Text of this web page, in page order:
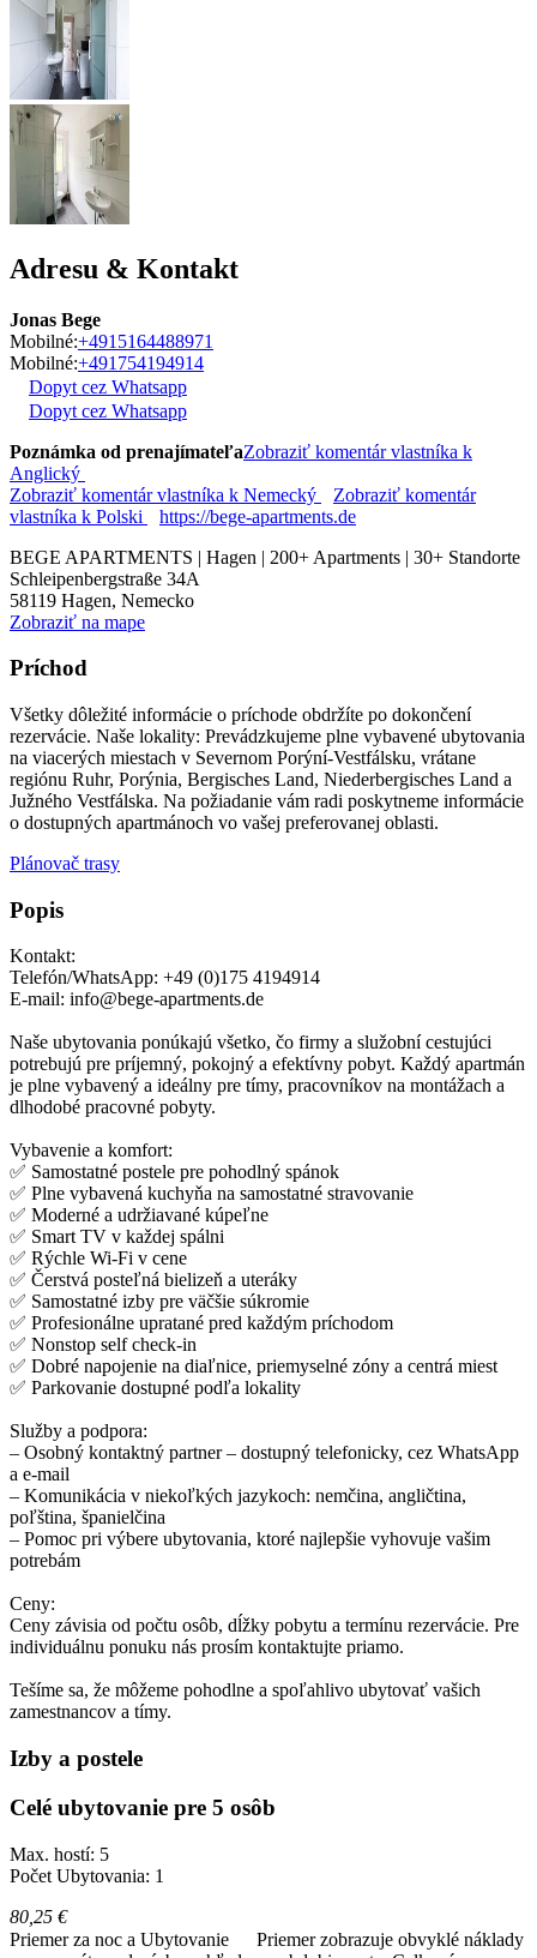
Adresu & Kontakt
Jonas Bege
Mobilné:+4915164488971
Mobilné:+491754194914
Dopyt cez Whatsapp
Dopyt cez Whatsapp
Poznámka od prenajímateľaZobraziť komentár vlastníka k
Anglický
Zobraziť komentár vlastníka k Nemecký
Zobraziť komentár
vlastníka k Polski
https://bege-apartments.de
BEGE APARTMENTS | Hagen | 200+ Apartments | 30+ Standorte
Schleipenbergstraße 34A
58119 Hagen, Nemecko
Zobraziť na mape
Príchod
Všetky dôležité informácie o príchode obdržíte po dokončení
rezervácie. Naše lokality: Prevádzkujeme plne vybavené ubytovania
na viacerých miestach v Severnom Porýní-Vestfálsku, vrátane
regiónu Ruhr, Porýnia, Bergisches Land, Niederbergisches Land a
Južného Vestfálska. Na požiadanie vám radi poskytneme informácie
o dostupných apartmánoch vo vašej preferovanej oblasti.
Plánovač trasy
Popis
Kontakt:
Telefón/WhatsApp: +49 (0)175 4194914
E-mail: info@bege-apartments.de
Naše ubytovania ponúkajú všetko, čo firmy a služobní cestujúci
potrebujú pre príjemný, pokojný a efektívny pobyt. Každý apartmán
je plne vybavený a ideálny pre tímy, pracovníkov na montážach a
dlhodobé pracovné pobyty.
Vybavenie a komfort:
✅ Samostatné postele pre pohodlný spánok
✅ Plne vybavená kuchyňa na samostatné stravovanie
✅ Moderné a udržiavané kúpeľne
✅ Smart TV v každej spálni
✅ Rýchle Wi-Fi v cene
✅ Čerstvá posteľná bielizeň a uteráky
✅ Samostatné izby pre väčšie súkromie
✅ Profesionálne upratané pred každým príchodom
✅ Nonstop self check-in
✅ Dobré napojenie na diaľnice, priemyselné zóny a centrá miest
✅ Parkovanie dostupné podľa lokality
Služby a podpora:
– Osobný kontaktný partner – dostupný telefonicky, cez WhatsApp
a e-mail
– Komunikácia v niekoľkých jazykoch: nemčina, angličtina,
poľština, španielčina
– Pomoc pri výbere ubytovania, ktoré najlepšie vyhovuje vašim
potrebám
Ceny:
Ceny závisia od počtu osôb, dĺžky pobytu a termínu rezervácie. Pre
individuálnu ponuku nás prosím kontaktujte priamo.
Tešíme sa, že môžeme pohodlne a spoľahlivo ubytovať vašich
zamestnancov a tímy.
Izby a postele
Celé ubytovanie pre 5 osôb
Max. hostí: 5
Počet Ubytovania: 1
80,25 €
Priemer za noc a Ubytovanie
Priemer zobrazuje obvyklé náklady